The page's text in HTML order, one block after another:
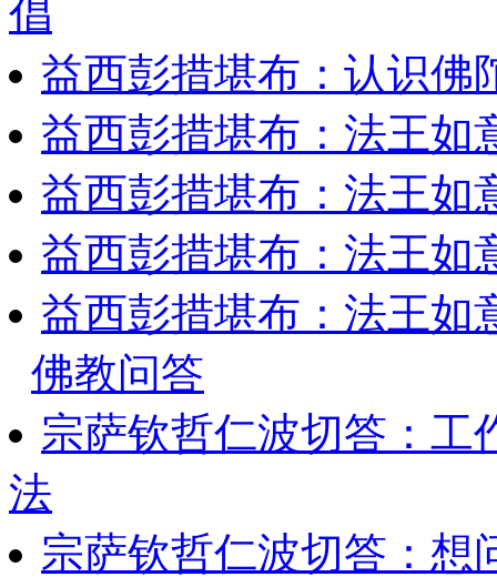
倡
益西彭措堪布：认识佛
益西彭措堪布：法王如
益西彭措堪布：法王如
益西彭措堪布：法王如
益西彭措堪布：法王如
佛教问答
宗萨钦哲仁波切答：工
法
宗萨钦哲仁波切答：想